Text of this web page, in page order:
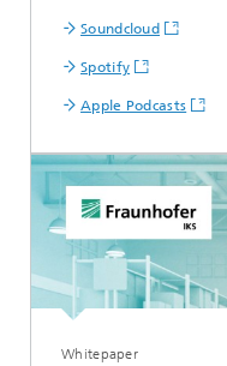
Soundcloud
Spotify
Apple Podcasts
Whitepaper